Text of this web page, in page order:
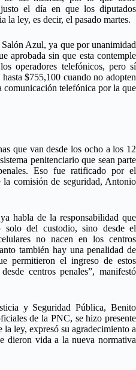
el día en que los diputados
la ley, es decir, el pasado martes.
Azul, ya que por unanimidad
aprobada sin que esta contemple
operadores telefónicos, pero sí
$755,100 cuando no adopten
comunicación telefónica por la que
que van desde los ocho a los 12
penitenciario que sean parte
Eso fue ratificado por el
la comisión de seguridad, Antonio
habla de la responsabilidad que
solo del custodio, sino desde el
no nacen en los centros
también hay una penalidad de
permitieron el ingreso de estos
centros penales”, manifestó
y Seguridad Pública, Benito
de la PNC, se hizo presente
ley, expresó su agradecimiento a
dieron vida a la nueva normativa